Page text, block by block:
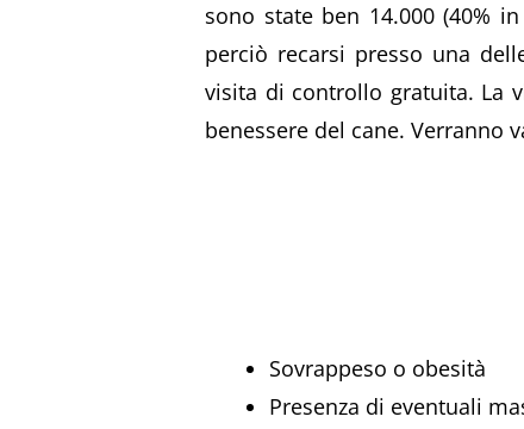
sono state ben 14.000 (40%
perciò recarsi presso una
visita di controllo gratuita. La
benessere del cane. Verranno
Sovrappeso o obesità
Presenza di eventuali